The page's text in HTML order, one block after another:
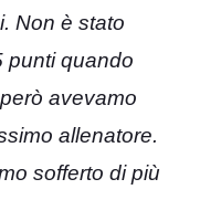
Non è stato
punti quando
avevamo
allenatore.
sofferto di più